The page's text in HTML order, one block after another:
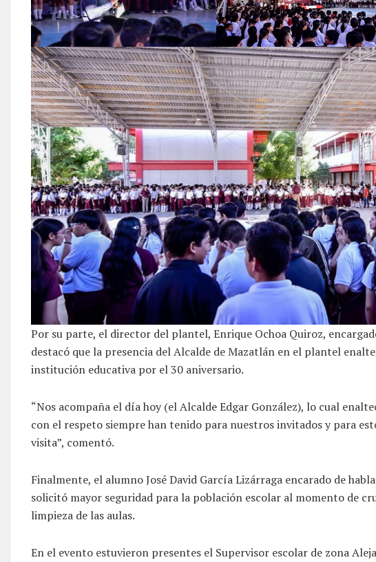
Por su parte, el director del plantel, Enrique Ochoa Quiroz,
destacó que la presencia del Alcalde de Mazatlán en el plantel
institución educativa por el 30 aniversario.
“Nos acompaña el día hoy (el Alcalde Edgar González), lo cual
con el respeto siempre han tenido para nuestros invitados y para
visita”, comentó.
Finalmente, el alumno José David García Lizárraga encarado de
solicitó mayor seguridad para la población escolar al momento de
limpieza de las aulas.
En el evento estuvieron presentes el Supervisor escolar de zona